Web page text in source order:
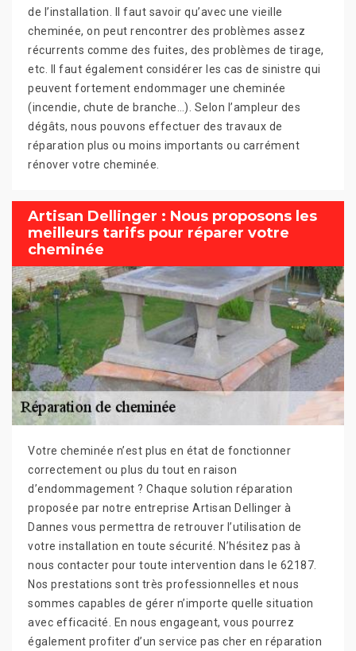
de l’installation. Il faut savoir qu’avec une vieille
cheminée, on peut rencontrer des problèmes assez
récurrents comme des fuites, des problèmes de tirage,
etc. Il faut également considérer les cas de sinistre qui
peuvent fortement endommager une cheminée
(incendie, chute de branche…). Selon l’ampleur des
dégâts, nous pouvons effectuer des travaux de
réparation plus ou moins importants ou carrément
rénover votre cheminée.
Artisan Dellinger : Nous proposons les
meilleurs tarifs pour réparer votre
cheminée
Votre cheminée n’est plus en état de fonctionner
correctement ou plus du tout en raison
d’endommagement ? Chaque solution réparation
proposée par notre entreprise Artisan Dellinger à
Dannes vous permettra de retrouver l’utilisation de
votre installation en toute sécurité. N’hésitez pas à
nous contacter pour toute intervention dans le 62187.
Nos prestations sont très professionnelles et nous
sommes capables de gérer n’importe quelle situation
avec efficacité. En nous engageant, vous pourrez
également profiter d’un service pas cher en réparation